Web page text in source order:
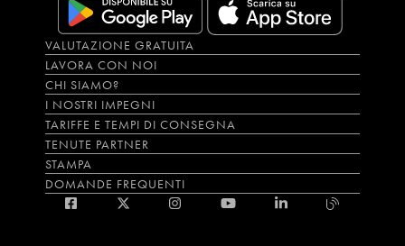
VALUTAZIONE GRATUITA
LAVORA CON NOI
CHI SIAMO?
I NOSTRI IMPEGNI
TARIFFE E TEMPI DI CONSEGNA
TENUTE PARTNER
STAMPA
DOMANDE FREQUENTI